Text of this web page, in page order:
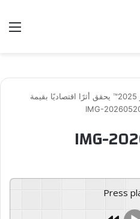
كأس العرب FIFA قطر 2025™️ يحقق أثرًا اقتصاديًا بقيمة
IMG-
IMG-
Press